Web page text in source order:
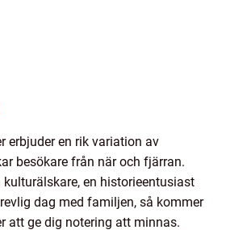
erbjuder en rik variation av
besökare från när och fjärran.
kulturälskare, en historieentusiast
dag med familjen, så kommer
att ge dig notering att minnas.